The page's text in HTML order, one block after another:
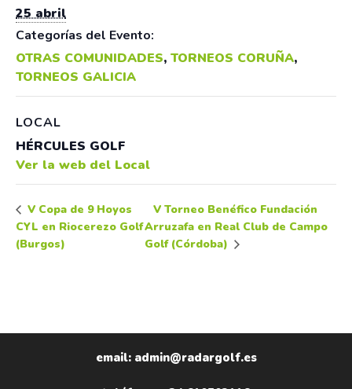
25 abril
Categorías del Evento:
OTRAS COMUNIDADES, TORNEOS CORUÑA,
TORNEOS GALICIA
LOCAL
HÉRCULES GOLF
Ver la web del Local
V Copa de 9 Hoyos
CYL en Riocerezo Golf
(Burgos)
V Torneo Benéfico Fundación
Arruzafa en Real Club de Campo
Golf (Córdoba)
email: admin@radargolf.es